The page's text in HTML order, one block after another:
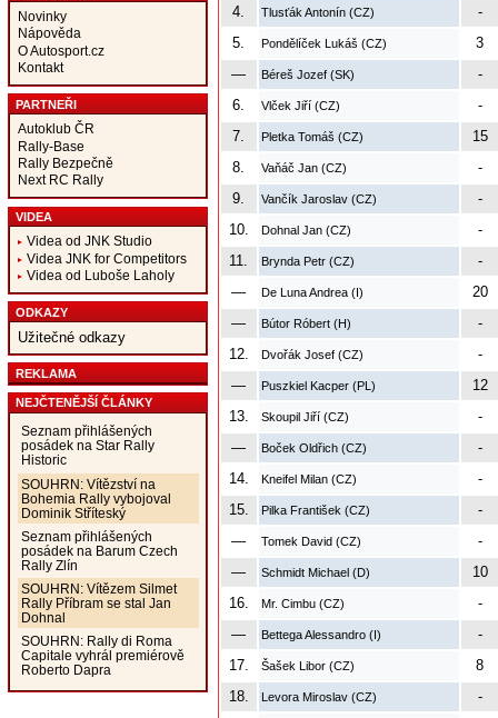
Novinky
Nápověda
O Autosport.cz
Kontakt
PARTNEŘI
Autoklub ČR
Rally-Base
Rally Bezpečně
Next RC Rally
VIDEA
Videa od JNK Studio
Videa JNK for Competitors
Videa od Luboše Laholy
ODKAZY
Užitečné odkazy
REKLAMA
NEJČTENĚJŠÍ ČLÁNKY
Seznam přihlášených
posádek na Star Rally
Historic
SOUHRN: Vítězství na
Bohemia Rally vybojoval
Dominik Stříteský
Seznam přihlášených
posádek na Barum Czech
Rally Zlín
SOUHRN: Vítězem Silmet
Rally Příbram se stal Jan
Dohnal
SOUHRN: Rally di Roma
Capitale vyhrál premiérově
Roberto Dapra
4.
Tlusťák Antonín (CZ)
-
5.
Pondělíček Lukáš (CZ)
3
—
Béreš Jozef (SK)
-
6.
Vlček Jiří (CZ)
-
7.
Pletka Tomáš (CZ)
15
8.
Vaňáč Jan (CZ)
-
9.
Vančík Jaroslav (CZ)
-
10.
Dohnal Jan (CZ)
-
11.
Brynda Petr (CZ)
-
—
De Luna Andrea (I)
20
—
Bútor Róbert (H)
-
12.
Dvořák Josef (CZ)
-
—
Puszkiel Kacper (PL)
12
13.
Skoupil Jiří (CZ)
-
—
Boček Oldřich (CZ)
-
14.
Kneifel Milan (CZ)
-
15.
Pilka František (CZ)
-
—
Tomek David (CZ)
-
—
Schmidt Michael (D)
10
16.
Mr. Cimbu (CZ)
-
—
Bettega Alessandro (I)
-
17.
Šašek Libor (CZ)
8
18.
Levora Miroslav (CZ)
-